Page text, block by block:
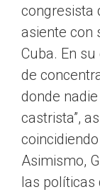
congresista
asiente con
Cuba. En
de
donde
castrista”,
Asimismo,
las políticas